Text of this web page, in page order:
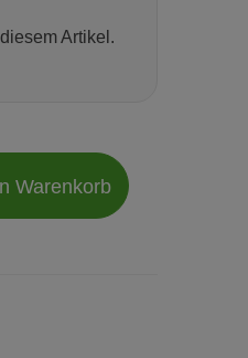
Artikel.
Warenkorb